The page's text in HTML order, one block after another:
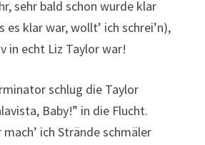
sehr bald schon wurde klar
es klar war, wollt’ ich schrei’n),
in echt Liz Taylor war!
schlug die Taylor
Baby!” in die Flucht.
mach’ ich Strände schmäler